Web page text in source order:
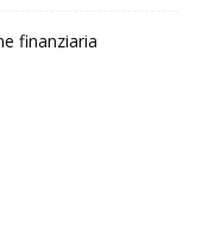
finanziaria